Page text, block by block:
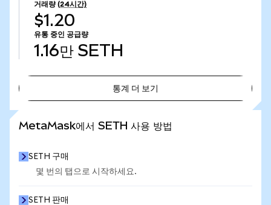
거래량 (24시간)
$1.20
유통 중인 공급량
1.16만 SETH
통계 더 보기
MetaMask에서 SETH 사용 방법
SETH 구매
몇 번의 탭으로 시작하세요.
SETH 판매